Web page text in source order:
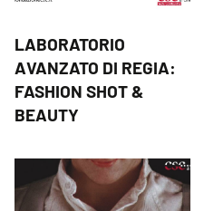
LABORATORIO
AVANZATO DI REGIA:
FASHION SHOT &
BEAUTY